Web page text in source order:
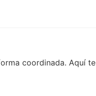
coordinada. Aquí te